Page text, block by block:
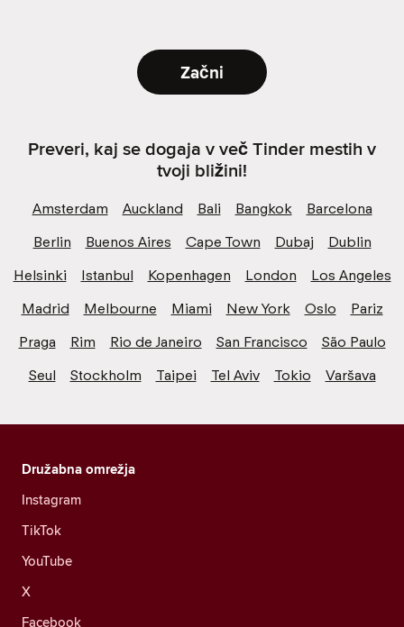
Začni
Preveri, kaj se dogaja v več Tinder mestih v
tvoji bližini!
Amsterdam Auckland Bali Bangkok
Barcelona
Berlin
Buenos Aires Cape Town Dubaj
Dublin
Helsinki
Istanbul Kopenhagen London
Los Angeles
Madrid
Melbourne Miami New York Oslo
Pariz
Praga
Rim Rio de Janeiro San Francisco
São Paulo
Seul
Stockholm Taipei Tel Aviv Tokio Varšava
Družabna omrežja
Instagram
TikTok
YouTube
X
Facebook